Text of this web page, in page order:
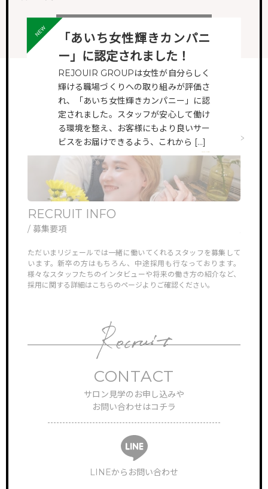
サイトトップ
FEATURE 特徴・働き方
「あいち女性輝きカンパニ
ー」に認定されました！
REJOUIR GROUPは女性が自分らしく
輝ける職場づくりへの取り組みが評価さ
れ、「あいち女性輝きカンパニー」に認
定されました。スタッフが安心して働け
る環境を整え、お客様にもより良いサー
ビスをお届けできるよう、これから […]
VIEW MORE
ALL VIEW
RECRUIT INFO
/ 募集要項
ただいまリジェールでは一緒に働いてくれるスタッフを募集して
います。新卒の方はもちろん、中途採用も行なっております。
様々なスタッフたちのインタビューや将来の働き方の紹介など、
採用に関する詳細はこちらのページよりご確認ください。
CONTACT
サロン見学のお申し込みや
お問い合わせはコチラ
LINEからお問い合わせ